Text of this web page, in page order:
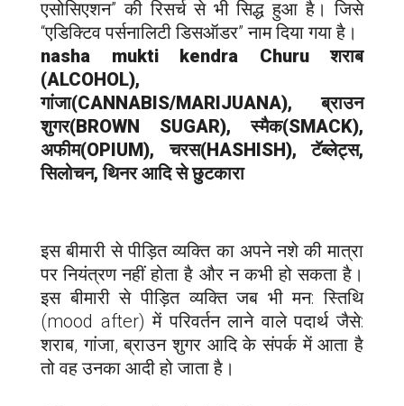
एसोसिएशन” की रिसर्च से भी सिद्ध हुआ है। जिसे
“एडिक्टिव पर्सनालिटी डिसऑडर” नाम दिया गया है।
nasha mukti kendra Churuशराब
(ALCOHOL),
गांजा(CANNABIS/MARIJUANA), ब्राउन
शुगर(BROWN SUGAR), स्मैक(SMACK),
अफीम(OPIUM), चरस(HASHISH), टॅब्लेट्स,
सिलोचन, थिनर आदि से छुटकारा
इस बीमारी से पीड़ित व्यक्ति का अपने नशे की मात्रा
पर नियंत्रण नहीं होता है और न कभी हो सकता है।
इस बीमारी से पीड़ित व्यक्ति जब भी मन: स्तिथि
(mood after) में परिवर्तन लाने वाले पदार्थ जैसे:
शराब, गांजा, ब्राउन शुगर आदि के संपर्क में आता है
तो वह उनका आदी हो जाता है।